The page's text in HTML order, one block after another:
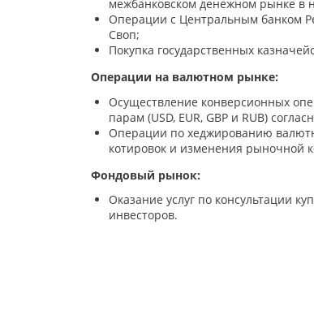
межбанковском денежном рынке в
Операции с Центральным банком
Своп;
Покупка государственных
Операции на валютном рынке:
Осуществление конверсионных
парам (USD, EUR, GBP и RUB)
Операции по хеджированию
котировок и изменения рыночной
Фондовый рынок:
Оказание услуг по консультации
инвесторов.